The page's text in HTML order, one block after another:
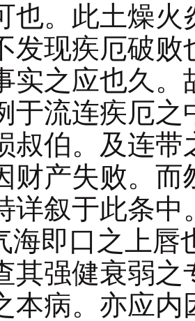
也。此土燥
发现疾厄破
实之应也久
于流连疾厄
叔伯。及连
财产失败。
详叙于此条中
海即口之上唇
其强健衰弱
本病。亦应